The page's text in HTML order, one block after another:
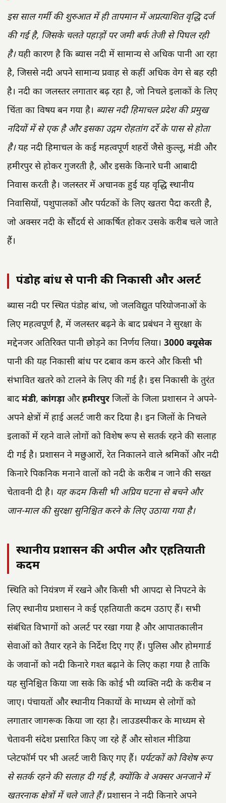
इस साल गर्मी की शुरुआत में ही तापमान में अप्रत्याशित वृद्धि दर्ज
की गई है, जिसके चलते पहाड़ों पर जमी बर्फ तेजी से पिघल रही
है।यही कारण है कि ब्यास नदी में सामान्य से अधिक पानी आ रहा
है, जिससे नदी अपने सामान्य प्रवाह से कहीं अधिक वेग से बह रही
है। नदी का जलस्तर लगातार बढ़ रहा है, जो निचले इलाकों के लिए
चिंता का विषय बन गया है। ब्यास नदी हिमाचल प्रदेश की प्रमुख
नदियों में से एक है और इसका उद्गम रोहतांग दर्रे के पास से होता
है।यह नदी हिमाचल के कई महत्वपूर्ण शहरों जैसे कुल्लू, मंडी और
हमीरपुर से होकर गुजरती है, और इसके किनारे घनी आबादी
निवास करती है। जलस्तर में अचानक हुई यह वृद्धि स्थानीय
निवासियों, पशुपालकों और पर्यटकों के लिए खतरा पैदा करती है,
जो अक्सर नदी के सौंदर्य से आकर्षित होकर उसके करीब चले जाते
हैं।
पंडोह बांध से पानी की निकासी और अलर्ट
ब्यास नदी पर स्थित पंडोह बांध, जो जलविद्युत परियोजनाओं के
लिए महत्वपूर्ण है, में जलस्तर बढ़ने के बाद प्रबंधन ने सुरक्षा के
मद्देनजर अतिरिक्त पानी छोड़ने का निर्णय लिया। 3000 क्यूसेक
पानी की यह निकासी बांध पर दबाव कम करने और किसी भी
संभावित खतरे को टालने के लिए की गई है। इस निकासी के तुरंत
बादमंडी, कांगड़ाऔरहमीरपुरजिलों के जिला प्रशासन ने अपने-
अपने क्षेत्रों में हाई अलर्ट जारी कर दिया है। इन जिलों के निचले
इलाकों में रहने वाले लोगों को विशेष रूप से सतर्क रहने की सलाह
दी गई है। प्रशासन ने मछुआरों, रेत निकालने वाले श्रमिकों और नदी
किनारे पिकनिक मनाने वालों को नदी के करीब न जाने की सख्त
चेतावनी दी है। यह कदम किसी भी अप्रिय घटना से बचने और
जान-माल की सुरक्षा सुनिश्चित करने के लिए उठाया गया है।
स्थानीय प्रशासन की अपील और एहतियाती
कदम
स्थिति को नियंत्रण में रखने और किसी भी आपदा से निपटने के
लिए स्थानीय प्रशासन ने कई एहतियाती कदम उठाए हैं। सभी
संबंधित विभागों को अलर्ट पर रखा गया है और आपातकालीन
सेवाओं को तैयार रहने के निर्देश दिए गए हैं। पुलिस और होमगार्ड
के जवानों को नदी किनारे गश्त बढ़ाने के लिए कहा गया है ताकि
यह सुनिश्चित किया जा सके कि कोई भी व्यक्ति नदी के करीब न
जाए। पंचायतों और स्थानीय निकायों के माध्यम से लोगों को
लगातार जागरूक किया जा रहा है। लाउडस्पीकर के माध्यम से
चेतावनी संदेश प्रसारित किए जा रहे हैं और सोशल मीडिया
प्लेटफॉर्म पर भी अलर्ट जारी किए गए हैं। पर्यटकों को विशेष रूप
से सतर्क रहने की सलाह दी गई है, क्योंकि वे अक्सर अनजाने में
खतरनाक क्षेत्रों में चले जाते हैं।प्रशासन ने नदी किनारे अपने